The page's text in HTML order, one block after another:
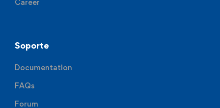
Career
Soporte
Documentation
FAQs
Forum